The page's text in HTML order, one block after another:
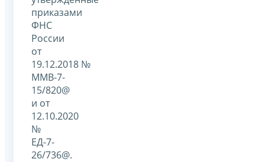
приказами
ФНС
России
от
19.12.2018 №
ММВ-7-
15/820@
и от
12.10.2020
№
ЕД-7-
26/736@.